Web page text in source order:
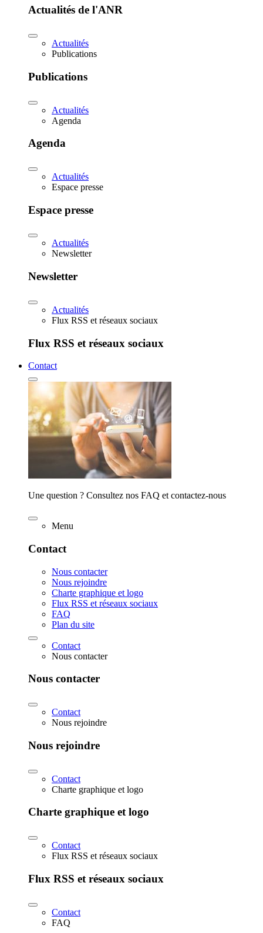
Actualités de l'ANR
Actualités
Publications
Publications
Actualités
Agenda
Agenda
Actualités
Espace presse
Espace presse
Actualités
Newsletter
Newsletter
Actualités
Flux RSS et réseaux sociaux
Flux RSS et réseaux sociaux
Contact
Une question ? Consultez nos FAQ et contactez-nous
Menu
Contact
Nous contacter
Nous rejoindre
Charte graphique et logo
Flux RSS et réseaux sociaux
FAQ
Plan du site
Contact
Nous contacter
Nous contacter
Contact
Nous rejoindre
Nous rejoindre
Contact
Charte graphique et logo
Charte graphique et logo
Contact
Flux RSS et réseaux sociaux
Flux RSS et réseaux sociaux
Contact
FAQ